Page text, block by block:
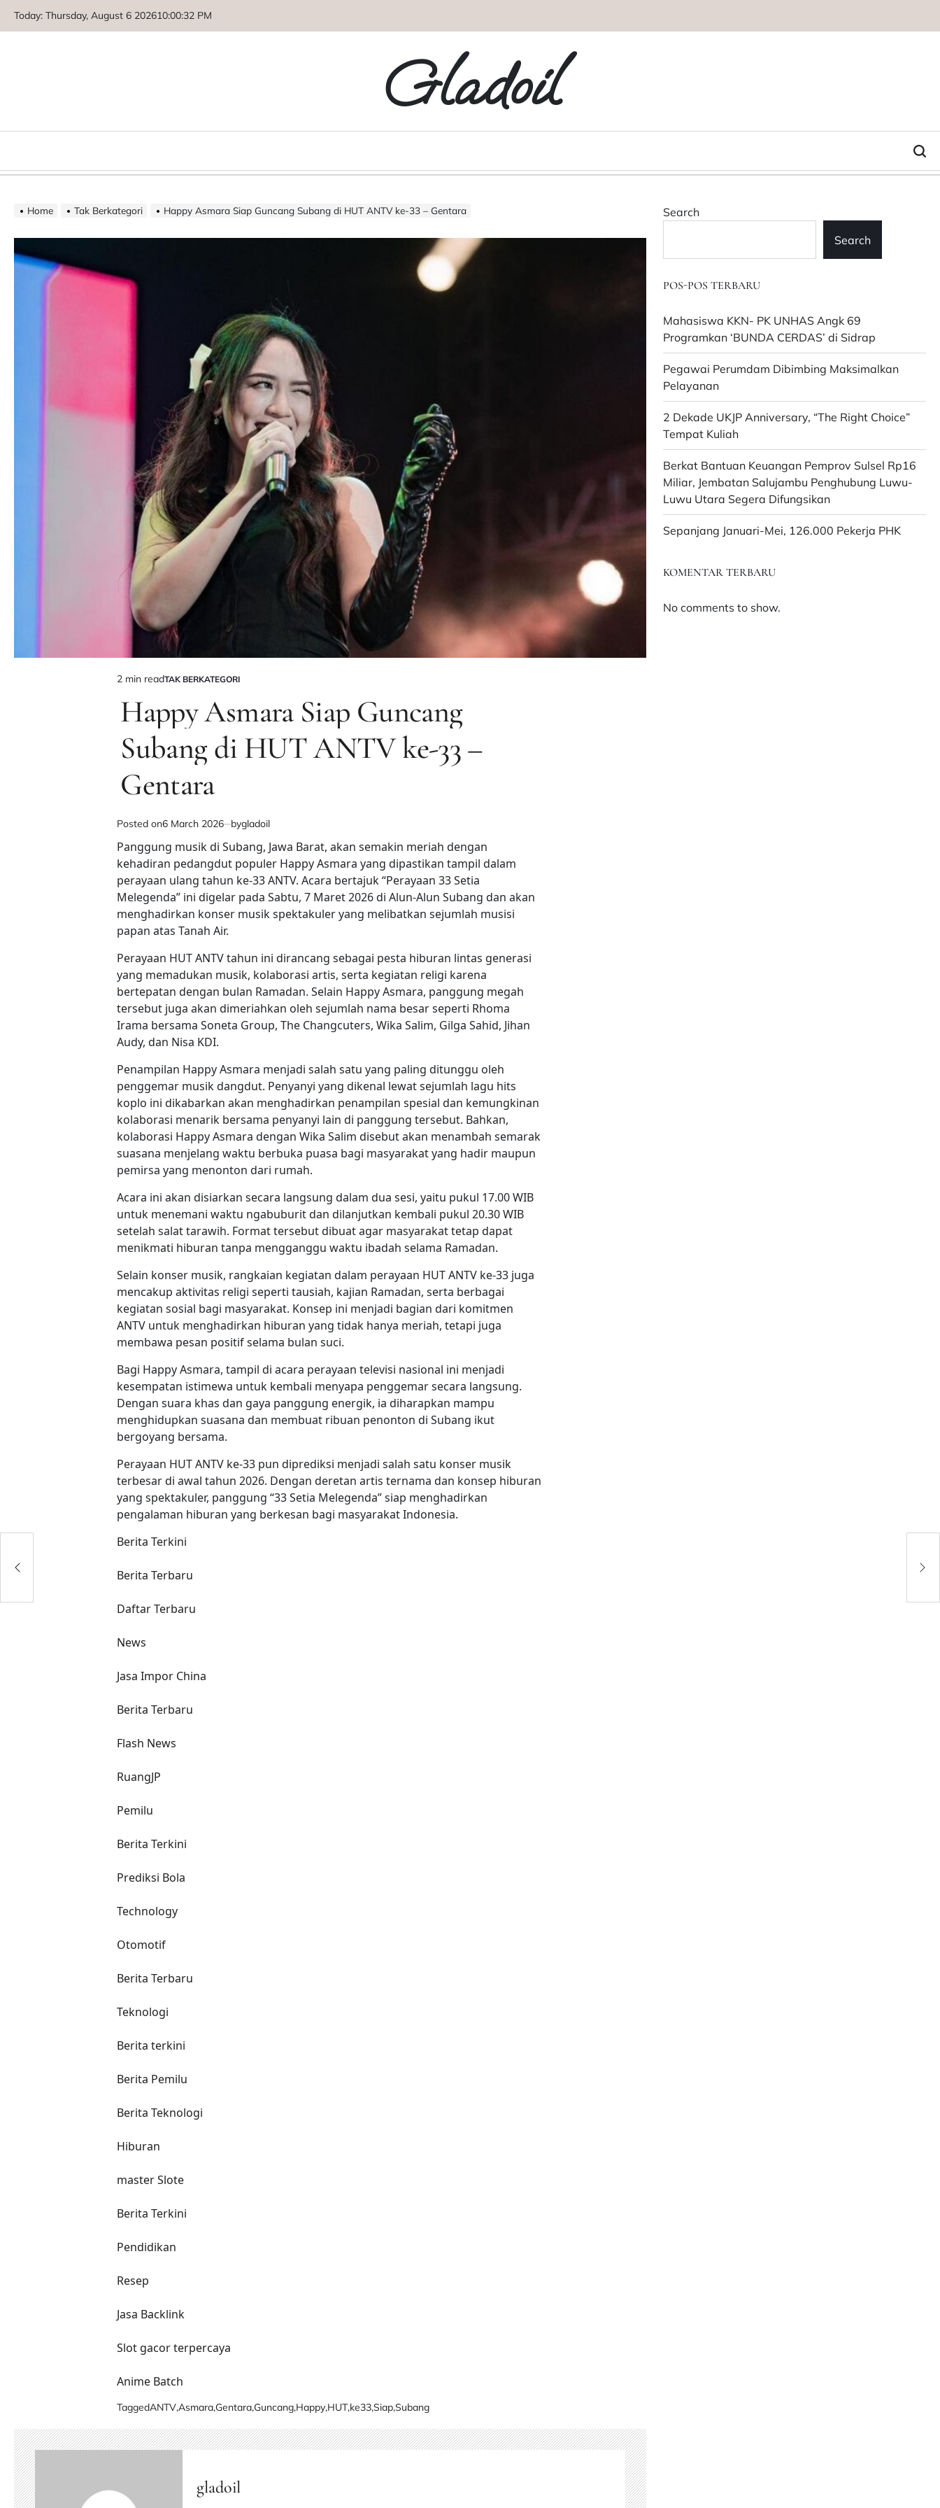
Today: Thursday, August 6 202610:00:33 PM
Gladoil
Home Tak Berkategori Happy Asmara Siap Guncang Subang di HUT ANTV ke-33 – Gentara
Estimated
read
time
2 min readPOSTED
TAK BERKATEGORI
Happy Asmara Siap Guncang
Subang di HUT ANTV ke-33 –
Gentara
Posted on6 March 2026 bygladoil
Panggung musik di Subang, Jawa Barat, akan semakin meriah dengan
kehadiran pedangdut populer Happy Asmara yang dipastikan tampil dalam
perayaan ulang tahun ke-33 ANTV. Acara bertajuk “Perayaan 33 Setia
Melegenda” ini digelar pada Sabtu, 7 Maret 2026 di Alun-Alun Subang dan akan
menghadirkan konser musik spektakuler yang melibatkan sejumlah musisi
papan atas Tanah Air.
Perayaan HUT ANTV tahun ini dirancang sebagai pesta hiburan lintas generasi
yang memadukan musik, kolaborasi artis, serta kegiatan religi karena
bertepatan dengan bulan Ramadan. Selain Happy Asmara, panggung megah
tersebut juga akan dimeriahkan oleh sejumlah nama besar seperti Rhoma
Irama bersama Soneta Group, The Changcuters, Wika Salim, Gilga Sahid, Jihan
Audy, dan Nisa KDI.
Penampilan Happy Asmara menjadi salah satu yang paling ditunggu oleh
penggemar musik dangdut. Penyanyi yang dikenal lewat sejumlah lagu hits
koplo ini dikabarkan akan menghadirkan penampilan spesial dan kemungkinan
kolaborasi menarik bersama penyanyi lain di panggung tersebut. Bahkan,
kolaborasi Happy Asmara dengan Wika Salim disebut akan menambah semarak
suasana menjelang waktu berbuka puasa bagi masyarakat yang hadir maupun
pemirsa yang menonton dari rumah.
Acara ini akan disiarkan secara langsung dalam dua sesi, yaitu pukul 17.00 WIB
untuk menemani waktu ngabuburit dan dilanjutkan kembali pukul 20.30 WIB
setelah salat tarawih. Format tersebut dibuat agar masyarakat tetap dapat
menikmati hiburan tanpa mengganggu waktu ibadah selama Ramadan.
Selain konser musik, rangkaian kegiatan dalam perayaan HUT ANTV ke-33 juga
mencakup aktivitas religi seperti tausiah, kajian Ramadan, serta berbagai
kegiatan sosial bagi masyarakat. Konsep ini menjadi bagian dari komitmen
ANTV untuk menghadirkan hiburan yang tidak hanya meriah, tetapi juga
membawa pesan positif selama bulan suci.
Bagi Happy Asmara, tampil di acara perayaan televisi nasional ini menjadi
kesempatan istimewa untuk kembali menyapa penggemar secara langsung.
Dengan suara khas dan gaya panggung energik, ia diharapkan mampu
menghidupkan suasana dan membuat ribuan penonton di Subang ikut
bergoyang bersama.
Perayaan HUT ANTV ke-33 pun diprediksi menjadi salah satu konser musik
terbesar di awal tahun 2026. Dengan deretan artis ternama dan konsep hiburan
yang spektakuler, panggung “33 Setia Melegenda” siap menghadirkan
pengalaman hiburan yang berkesan bagi masyarakat Indonesia.
Berita Terkini
Berita Terbaru
Daftar Terbaru
News
Jasa Impor China
Berita Terbaru
Flash News
RuangJP
Pemilu
Berita Terkini
Prediksi Bola
Technology
Otomotif
Berita Terbaru
Teknologi
Berita terkini
Berita Pemilu
Berita Teknologi
Hiburan
master Slote
Berita Terkini
Pendidikan
Resep
Jasa Backlink
Slot gacor terpercaya
Anime Batch
TaggedANTV,Asmara,Gentara,Guncang,Happy,HUT,ke33,Siap,Subang
gladoil
Search
Search
POS-POS TERBARU
Mahasiswa KKN- PK UNHAS Angk 69
Programkan ‘BUNDA CERDAS’ di Sidrap
Pegawai Perumdam Dibimbing Maksimalkan
Pelayanan
2 Dekade UKJP Anniversary, “The Right Choice”
Tempat Kuliah
Berkat Bantuan Keuangan Pemprov Sulsel Rp16
Miliar, Jembatan Salujambu Penghubung Luwu-
Luwu Utara Segera Difungsikan
Sepanjang Januari-Mei, 126.000 Pekerja PHK
KOMENTAR TERBARU
No comments to show.